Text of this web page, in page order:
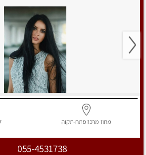
מחוז מרכזפתח-תקוה
055-4531738